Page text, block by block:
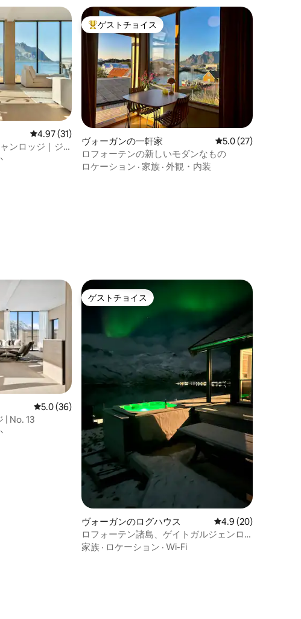
価
す。
レビュー31件、5つ星中4.97つ星の平均評価
4.97 (31)
ンロッジ｜ジ
大好評のゲストチョイスです。
ゲストチョイス
ヴォーガンの一軒家 レビュー27件、5つ
5.0 (27)
ロフォーテンの新しいモダンなもの
ロケーション · 家族 · 外観・内装
評価
レビュー36件、5つ星中5.0つ星の平均評価
5.0 (36)
| No. 13
ゲストチョイス
ゲストチョイス
ヴォーガンのログハウス レビュー20件、5つ
4.9 (20)
ロフォーテン諸島、ゲイトガルジェンロ
ッジ
家族 · ロケーション · Wi-Fi